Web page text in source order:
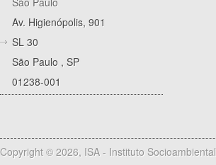
Av. Higienópolis, 901
SL 30
São Paulo , SP
01238-001
Copyright © 2026, ISA - Instituto Socioambiental